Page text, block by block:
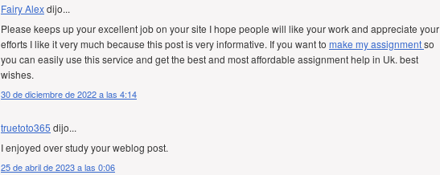
Fairy Alexdijo...
Please keeps up your excellent job on your site I hope people will like your work and appreciate your
efforts I like it very much because this post is very informative. If you want to make my assignmentso
you can easily use this service and get the best and most affordable assignment help in Uk. best
wishes.
30 de diciembre de 2022 a las 4:14
truetoto365 dijo...
I enjoyed over study your weblog post.
25 de abril de 2023 a las 0:06